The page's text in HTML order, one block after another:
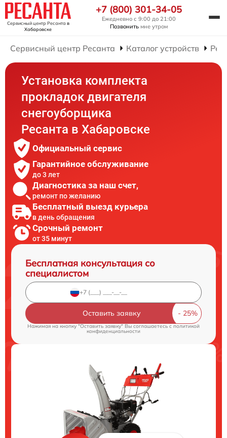
Сервисный центр Ресанта в
Хабаровске
+7 (800) 301-34-05
Ежедневно с 9:00 до 21:00
Позвонить мне утром
Сервисный центр Ресанта Каталог устройств
Установка комплекта
прокладок двигателя
снегоуборщика
Ресанта в Хабаровске
Официальный сервис
Гарантийное обслуживание
до 3 лет
Диагностика за наш счет,
ремонт по желанию
Бесплатный выезд курьера
в день обращения
Срочный ремонт
от 35 минут
Бесплатная консультация со
специалистом
Оставить заявку
Нажимая на кнопку "Оставить заявку" Вы соглашаетесь cполитикой
конфиденциальности